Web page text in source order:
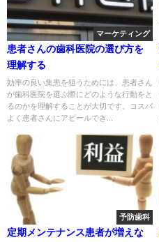
マーケティング
患者さんの歯科医院の選び方を
理解する
効率の良い集患を狙うためには、患者さん
が歯科医院を選ぶ際にどのような行動をと
るのかを理解することが大切です。コスパ
よく患者さんにアピールでき...
予防歯科
定期メンテナンス患者が増えな